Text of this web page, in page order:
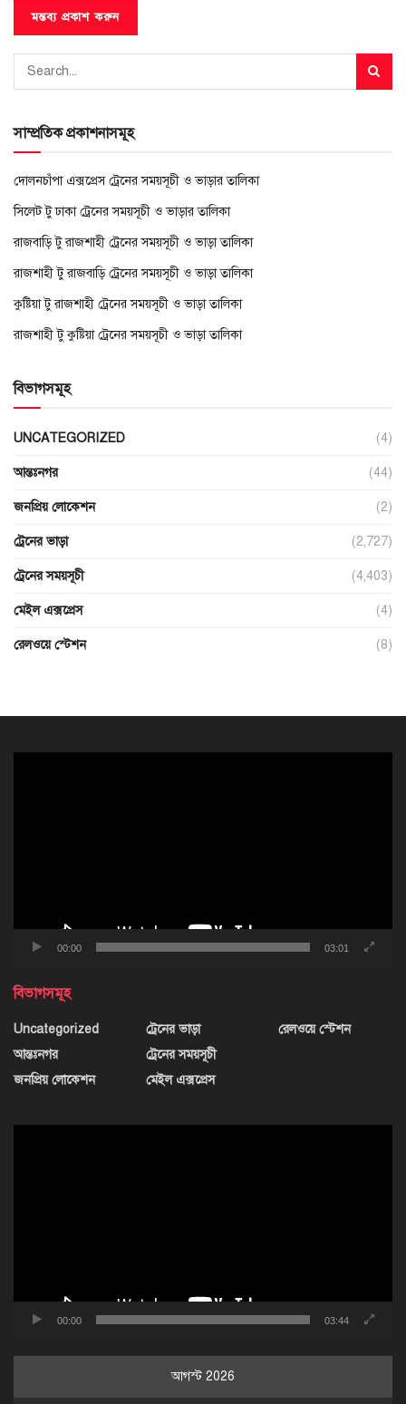
সাম্প্রতিক প্রকাশনাসমূহ
দোলনচাঁপা এক্সপ্রেস ট্রেনের সময়সূচী ও ভাড়ার তালিকা
সিলেট টু ঢাকা ট্রেনের সময়সূচী ও ভাড়ার তালিকা
রাজবাড়ি টু রাজশাহী ট্রেনের সময়সূচী ও ভাড়া তালিকা
রাজশাহী টু রাজবাড়ি ট্রেনের সময়সূচী ও ভাড়া তালিকা
কুষ্টিয়া টু রাজশাহী ট্রেনের সময়সূচী ও ভাড়া তালিকা
রাজশাহী টু কুষ্টিয়া ট্রেনের সময়সূচী ও ভাড়া তালিকা
বিভাগসমূহ
UNCATEGORIZED (4)
আন্তঃনগর (44)
জনপ্রিয় লোকেশন (2)
ট্রেনের ভাড়া (2,727)
ট্রেনের সময়সূচী (4,403)
মেইল এক্সপ্রেস (4)
রেলওয়ে স্টেশন (8)
00:00 03:01
বিভাগসমূহ
Uncategorized
আন্তঃনগর
জনপ্রিয় লোকেশন
ট্রেনের ভাড়া
ট্রেনের সময়সূচী
মেইল এক্সপ্রেস
রেলওয়ে স্টেশন
00:00 03:44
আগস্ট 2026